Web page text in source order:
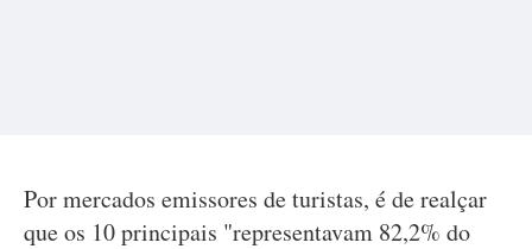
Por mercados emissores de turistas, é de realçar
que os 10 principais "representavam 82,2% do